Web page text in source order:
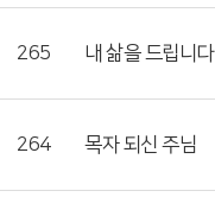
265 내 삶을 드립니다
264 목자 되신 주님